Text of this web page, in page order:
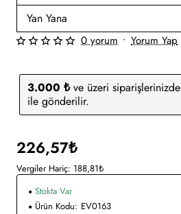
Yan Yana
3.000 ₺ve üzeri siparişlerinizde
ile gönderilir.
0 yorum • Yorum Yap
226,57₺
Vergiler Hariç: 188,81₺
Stokta Var
Ürün Kodu: EV0163